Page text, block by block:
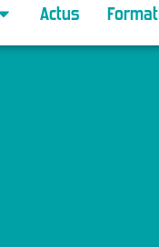
Actus